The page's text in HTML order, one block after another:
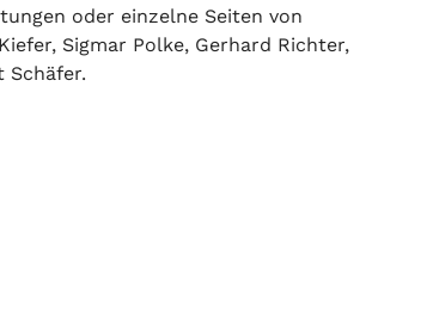
oder einzelne Seiten von
Sigmar Polke, Gerhard Richter,
Schäfer.